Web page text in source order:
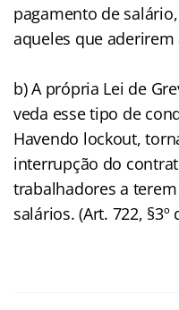
pagamento de
aqueles que
b) A própria Lei de
veda esse tipo de
Havendo lockout,
interrupção do
trabalhadores a
salários. (Art. 722, §3º